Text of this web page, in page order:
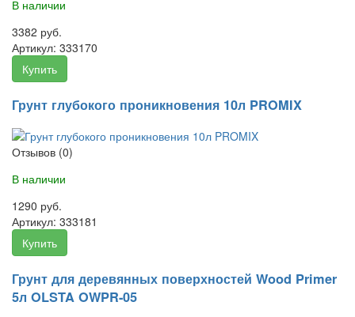
В наличии
3382 руб.
Артикул: 333170
Купить
Грунт глубокого проникновения 10л PROMIX
Отзывов (0)
В наличии
1290 руб.
Артикул: 333181
Купить
Грунт для деревянных поверхностей Wood Primer
5л OLSTA OWPR-05